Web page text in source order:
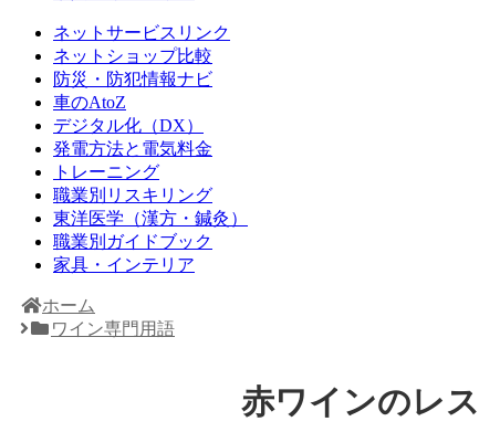
ネットサービスリンク
ネットショップ比較
防災・防犯情報ナビ
車のAtoZ
デジタル化（DX）
発電方法と電気料金
トレーニング
職業別リスキリング
東洋医学（漢方・鍼灸）
職業別ガイドブック
家具・インテリア
ホーム
ワイン専門用語
赤ワインのレ